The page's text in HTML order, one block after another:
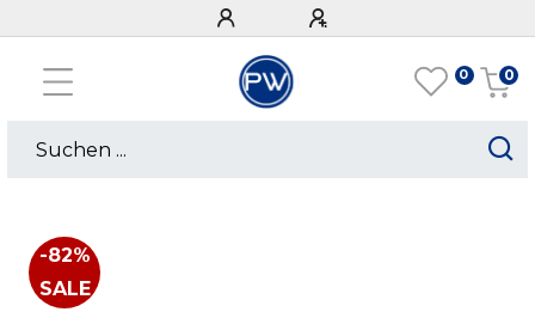
0 0
-82%
SALE